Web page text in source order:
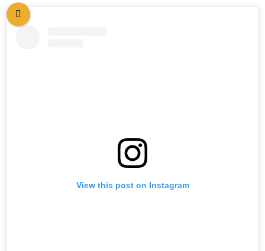
View this post on Instagram